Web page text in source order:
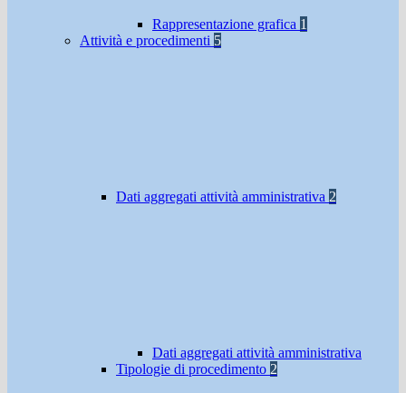
Rappresentazione grafica 1
Attività e procedimenti 5
Dati aggregati attività amministrativa 2
Dati aggregati attività amministrativa
Tipologie di procedimento 2